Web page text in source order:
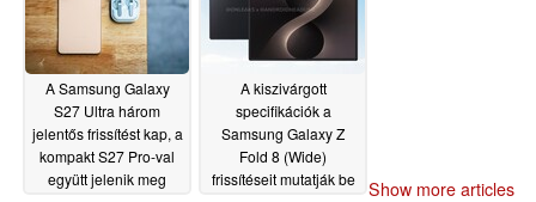
A Samsung Galaxy
S27 Ultra három
jelentős frissítést kap, a
kompakt S27 Pro-val
együtt jelenik meg
A kiszivárgott
specifikációk a
Samsung Galaxy Z
Fold 8 (Wide)
frissítéseit mutatják be
Show more articles